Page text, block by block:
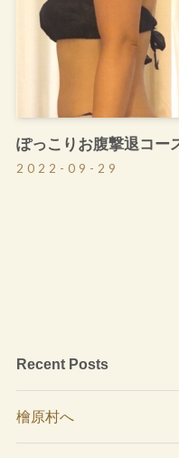
ぽっこりお腹撃退コー
2022-09-29
Recent Posts
檜原村へ